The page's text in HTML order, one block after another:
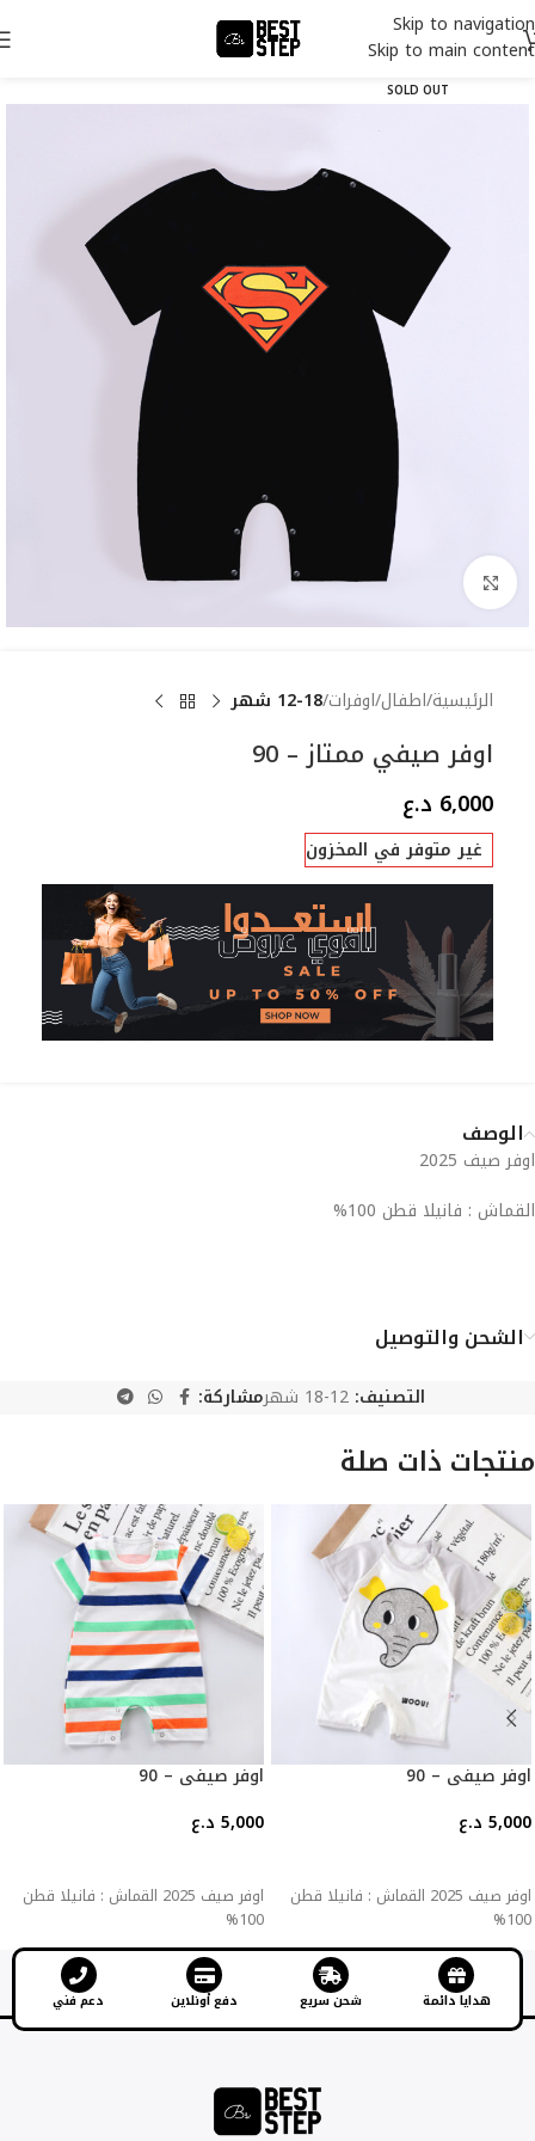
Skip to navigation
Skip to main content
SOLD OUT
Click to enlarge
الرئيسية اطفال اوفرات 12-18 شهر
اوفر صيفي ممتاز – 90
6,000 د.ع
غير متوفر في المخزون
الوصف
اوفر صيف 2025
القماش : فانيلا قطن 100%
الشحن والتوصيل
التصنيف: 12-18 شهر مشاركة:
منتجات ذات صلة
اوفر صيفي – 90
5,000 د.ع
اوفر صيف 2025 القماش : فانيلا قطن
100%
اوفر صيفي – 90
5,000 د.ع
اوفر صيف 2025 القماش : فانيلا قطن
100%
هدايا دائمة شحن سريع دفع أونلاين دعم فني